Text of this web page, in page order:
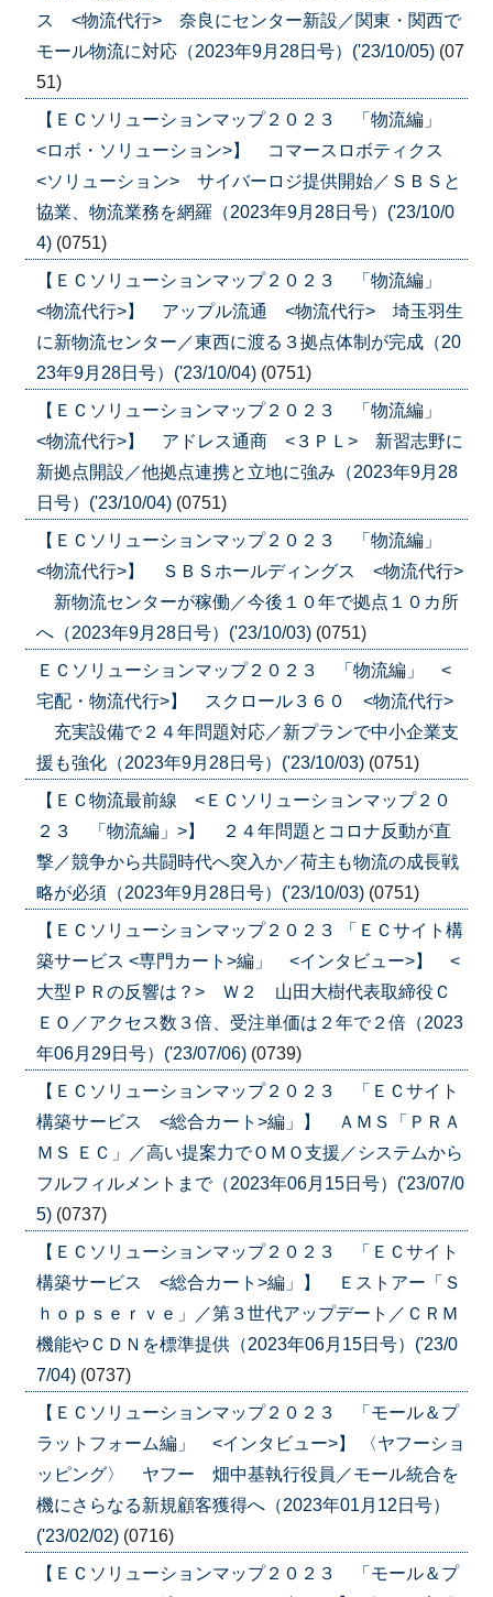
ス <物流代行> 奈良にセンター新設／関東・関西で
モール物流に対応（2023年9月28日号）('23/10/05) (07
51)
【ＥＣソリューションマップ２０２３ 「物流編」
<ロボ・ソリューション>】 コマースロボティクス
<ソリューション> サイバーロジ提供開始／ＳＢＳと
協業、物流業務を網羅（2023年9月28日号）('23/10/0
4) (0751)
【ＥＣソリューションマップ２０２３ 「物流編」
<物流代行>】 アップル流通 <物流代行> 埼玉羽生
に新物流センター／東西に渡る３拠点体制が完成（20
23年9月28日号）('23/10/04) (0751)
【ＥＣソリューションマップ２０２３ 「物流編」
<物流代行>】 アドレス通商 <３ＰＬ> 新習志野に
新拠点開設／他拠点連携と立地に強み（2023年9月28
日号）('23/10/04) (0751)
【ＥＣソリューションマップ２０２３ 「物流編」
<物流代行>】 ＳＢＳホールディングス <物流代行>
新物流センターが稼働／今後１０年で拠点１０カ所
へ（2023年9月28日号）('23/10/03) (0751)
ＥＣソリューションマップ２０２３ 「物流編」 <
宅配・物流代行>】 スクロール３６０ <物流代行>
充実設備で２４年問題対応／新プランで中小企業支
援も強化（2023年9月28日号）('23/10/03) (0751)
【ＥＣ物流最前線 <ＥＣソリューションマップ２０
２３ 「物流編」>】 ２４年問題とコロナ反動が直
撃／競争から共闘時代へ突入か／荷主も物流の成長戦
略が必須（2023年9月28日号）('23/10/03) (0751)
【ＥＣソリューションマップ２０２３ 「ＥＣサイト構
築サービス <専門カート>編」 <インタビュー>】 <
大型ＰＲの反響は？> Ｗ２ 山田大樹代表取締役Ｃ
ＥＯ／アクセス数３倍、受注単価は２年で２倍（2023
年06月29日号）('23/07/06) (0739)
【ＥＣソリューションマップ２０２３ 「ＥＣサイト
構築サービス <総合カート>編」】 ＡＭＳ「ＰＲＡ
ＭＳ ＥＣ」／高い提案力でＯＭＯ支援／システムから
フルフィルメントまで（2023年06月15日号）('23/07/0
5) (0737)
【ＥＣソリューションマップ２０２３ 「ＥＣサイト
構築サービス <総合カート>編」】 Ｅストアー「Ｓ
ｈｏｐｓｅｒｖｅ」／第３世代アップデート／ＣＲＭ
機能やＣＤＮを標準提供（2023年06月15日号）('23/0
7/04) (0737)
【ＥＣソリューションマップ２０２３ 「モール＆プ
ラットフォーム編」 <インタビュー>】 〈ヤフーショ
ッピング〉 ヤフー 畑中基執行役員／モール統合を
機にさらなる新規顧客獲得へ（2023年01月12日号）
('23/02/02) (0716)
【ＥＣソリューションマップ２０２３ 「モール＆プ